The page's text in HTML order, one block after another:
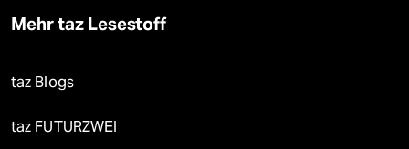
Mehr taz Lesestoff
taz Blogs
taz FUTURZWEI